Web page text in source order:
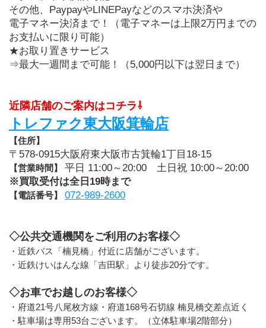
その他、PaypayやLINEPayなどのスマホ決済や
電子マネー決済まで！（電子マネーは上限2万円までの
お支払いに限り可能）
★お取り置きサービス
⇒最大一週間まで可能！（5,000円以下は翌日まで）
近隣店舗のご案内はコチラ⇩
トレファク東大阪箕輪店
【住所】
〒578-0915大阪府東大阪市古箕輪1丁目18-15
【営業時間】 平日 11:00～20:00　土日祝 10:00～20:00
※買取受付は全日19時まで
【電話番号】 072-989-2600
◇公共交通機関をご利用のお客様◇
・近鉄バス「楠見橋」付近に店舗がございます。
・近鉄けいはんな線「吉田駅」より徒歩20分です。
◇お車でお越しのお客様◇
・府道21号八尾枚方線・府道168号石切線 楠見橋交差点近く
・駐車場は専用53台ございます。（立体駐車場2階部分）